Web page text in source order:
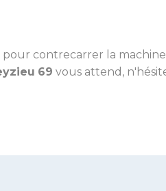
contrecarrer la
69 vous attend,